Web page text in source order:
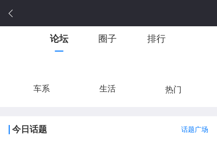
论坛 圈子 排行
车系 生活 热门
今日话题 话题广场